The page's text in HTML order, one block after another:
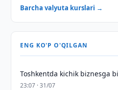
Barcha valyuta kurslari →
ENG KO'P O'QILGAN
Toshkentda kichik biznesga
23:07 · 31/07